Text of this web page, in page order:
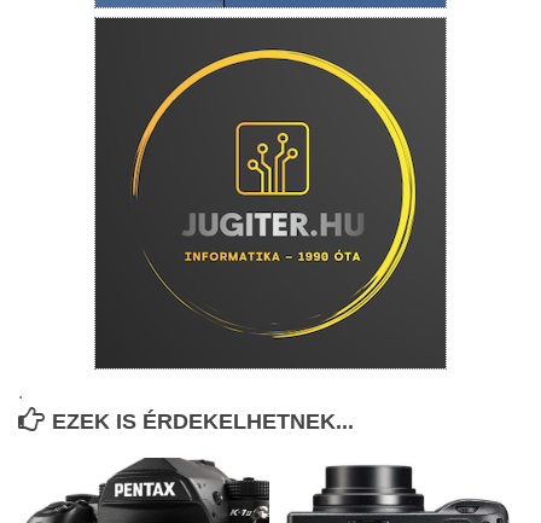
.
EZEK IS ÉRDEKELHETNEK...